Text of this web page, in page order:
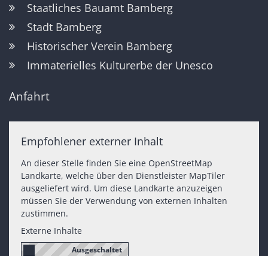
Staatliches Bauamt Bamberg
Stadt Bamberg
Historischer Verein Bamberg
Immaterielles Kulturerbe der Unesco
Anfahrt
Empfohlener externer Inhalt
An dieser Stelle finden Sie eine OpenStreetMap
Landkarte, welche über den Dienstleister MapTiler
ausgeliefert wird. Um diese Landkarte anzuzeigen
müssen Sie der Verwendung von externen Inhalten
zustimmen.
Externe Inhalte